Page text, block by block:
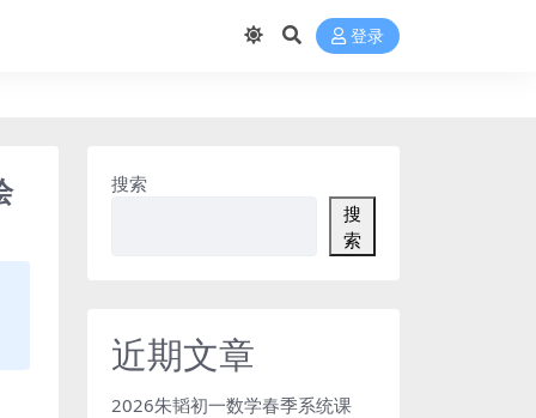
登录
搜索
搜
索
近期文章
2026朱韬初一数学春季系统课